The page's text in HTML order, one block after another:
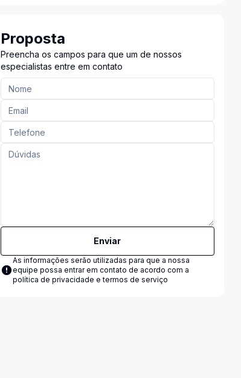
Proposta
Preencha os campos para que um de nossos
especialistas entre em contato
Enviar
As informações serão utilizadas para que a nossa
equipe possa entrar em contato de acordo com a
política de privacidade e termos de serviço